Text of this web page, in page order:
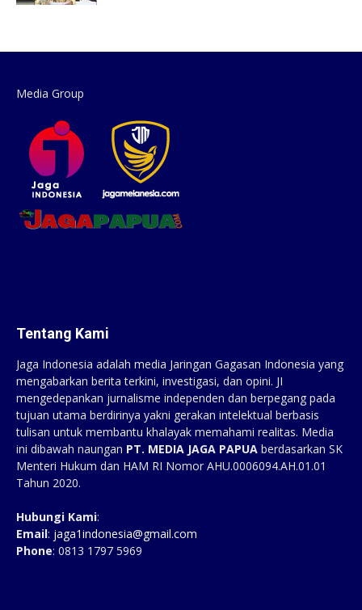
Media Group
Tentang Kami
Jaga Indonesia adalah media Jaringan Gagasan Indonesia yang
mengabarkan berita terkini, investigasi, dan opini. JI
mengedepankan jurnalisme independen dan berpegang pada
tujuan utama berdirinya yakni gerakan intelektual berbasis
tulisan untuk membantu khalayak memahami realitas. Media
ini dibawah naungan PT. MEDIA JAGA PAPUA berdasarkan SK
Menteri Hukum dan HAM RI Nomor AHU.0006094.AH.01.01
Tahun 2020.
Hubungi Kami:
Email: jaga1indonesia@gmail.com
Phone: 0813 1797 5969